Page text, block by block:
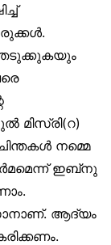
നമ്മെ
ഇബ്‌നു
ആദ്യം